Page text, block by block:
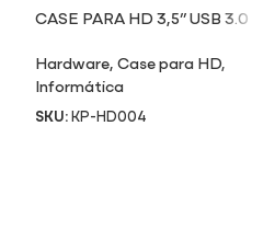
CASE PARA HD 3,5” USB 3.0
Hardware,Case para HD,
Informática
SKU:KP-HD004